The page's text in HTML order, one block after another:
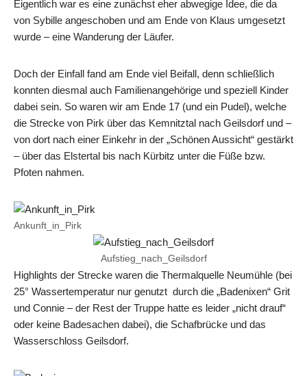
Eigentlich war es eine zunächst eher abwegige Idee, die da
von Sybille angeschoben und am Ende von Klaus umgesetzt
wurde – eine Wanderung der Läufer.
Doch der Einfall fand am Ende viel Beifall, denn schließlich
konnten diesmal auch Familienangehörige und speziell Kinder
dabei sein. So waren wir am Ende 17 (und ein Pudel), welche
die Strecke von Pirk über das Kemnitztal nach Geilsdorf und –
von dort nach einer Einkehr in der „Schönen Aussicht“ gestärkt
– über das Elstertal bis nach Kürbitz unter die Füße bzw.
Pfoten nahmen.
Ankunft_in_Pirk
Aufstieg_nach_Geilsdorf
Highlights der Strecke waren die Thermalquelle Neumühle (bei
25° Wassertemperatur nur genutzt durch die „Badenixen“ Grit
und Connie – der Rest der Truppe hatte es leider „nicht drauf“
oder keine Badesachen dabei), die Schafbrücke und das
Wasserschloss Geilsdorf.